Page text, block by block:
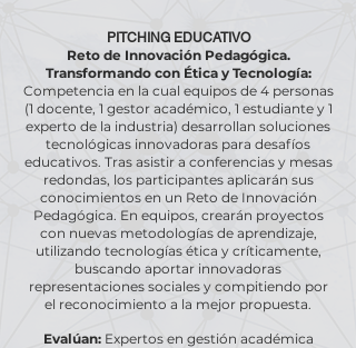
PITCHING EDUCATIVO
Reto de Innovación Pedagógica.
Transformando con Ética y Tecnología:
Competencia en la cual equipos de 4 personas
(1 docente, 1 gestor académico, 1 estudiante y 1
experto de la industria) desarrollan soluciones
tecnológicas innovadoras para desafíos
educativos. Tras asistir a conferencias y mesas
redondas, los participantes aplicarán sus
conocimientos en un Reto de Innovación
Pedagógica. En equipos, crearán proyectos
con nuevas metodologías de aprendizaje,
utilizando tecnologías ética y críticamente,
buscando aportar innovadoras
representaciones sociales y compitiendo por
el reconocimiento a la mejor propuesta.
Evalúan: Expertos en gestión académica